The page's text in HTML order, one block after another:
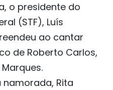
o presidente do
(STF), Luís
ao cantar
de Roberto Carlos,
Rita